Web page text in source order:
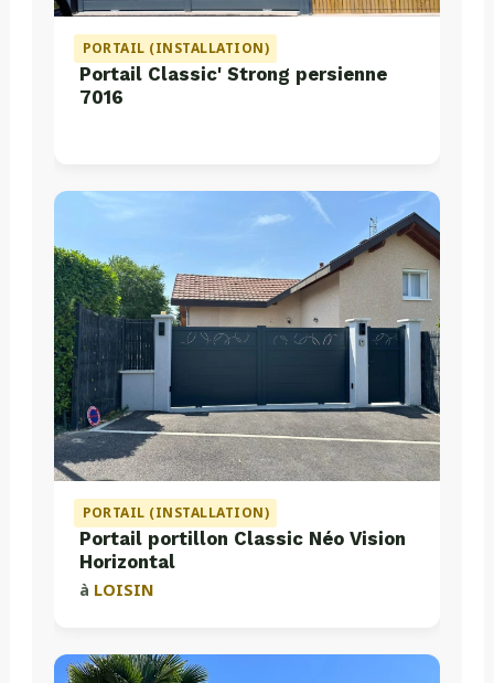
PORTAIL (INSTALLATION)
Portail Classic' Strong persienne
7016
PORTAIL (INSTALLATION)
Portail portillon Classic Néo Vision
Horizontal
à LOISIN